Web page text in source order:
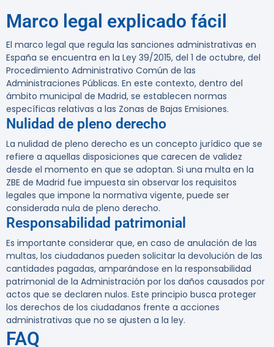
Marco legal explicado fácil
El marco legal que regula las sanciones administrativas en
España se encuentra en la Ley 39/2015, del 1 de octubre, del
Procedimiento Administrativo Común de las
Administraciones Públicas. En este contexto, dentro del
ámbito municipal de Madrid, se establecen normas
específicas relativas a las Zonas de Bajas Emisiones.
Nulidad de pleno derecho
La nulidad de pleno derecho es un concepto jurídico que se
refiere a aquellas disposiciones que carecen de validez
desde el momento en que se adoptan. Si una multa en la
ZBE de Madrid fue impuesta sin observar los requisitos
legales que impone la normativa vigente, puede ser
considerada nula de pleno derecho.
Responsabilidad patrimonial
Es importante considerar que, en caso de anulación de las
multas, los ciudadanos pueden solicitar la devolución de las
cantidades pagadas, amparándose en la responsabilidad
patrimonial de la Administración por los daños causados por
actos que se declaren nulos. Este principio busca proteger
los derechos de los ciudadanos frente a acciones
administrativas que no se ajusten a la ley.
FAQ